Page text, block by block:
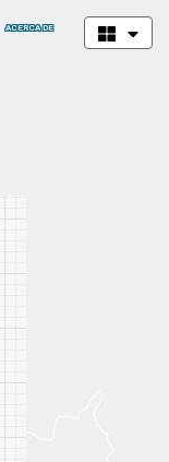
ACERCA DE